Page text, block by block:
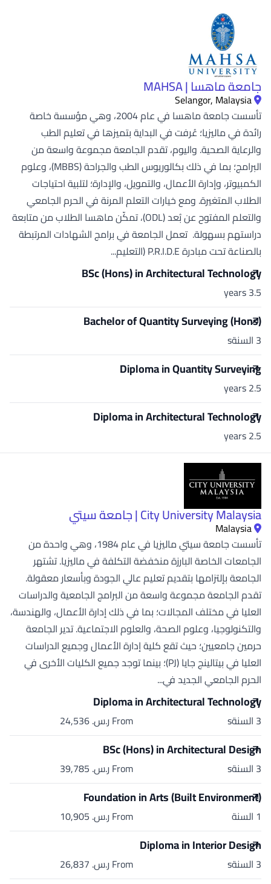
جامعة ماهسا | MAHSA
Selangor, Malaysia
تأسست جامعة ماهسا في عام 2004، وهي مؤسسة خاصة
رائدة في ماليزيا؛ عُرفت في البداية بتميزها في تعليم الطب
والرعاية الصحية. واليوم، تقدم الجامعة مجموعة واسعة من
البرامج؛ بما في ذلك بكالوريوس الطب والجراحة (MBBS)، وعلوم
الكمبيوتر، وإدارة الأعمال، والتمويل، والإدارة؛ لتلبية احتياجات
الطلاب المتغيرة. ومع خيارات التعلم المرنة في الحرم الجامعي
والتعلم المفتوح عن بُعد (ODL)، تمكّن ماهسا الطلاب من متابعة
دراستهم بسهولة. تعمل الجامعة في برامج الشهادات المرتبطة
بالصناعة تحت مبادرة P.R.I.D.E (التعليم...
BSc (Hons) in Architectural Technology
3.5 years
Bachelor of Quantity Surveying (Hons)
3 السنةs
Diploma in Quantity Surveying
2.5 years
Diploma in Architectural Technology
2.5 years
City University Malaysia | جامعة سيتي
Malaysia
تأسست جامعة سيتي ماليزيا في عام 1984، وهي واحدة من
الجامعات الخاصة البارزة منخفضة التكلفة في ماليزيا. تشتهر
الجامعة بإلتزامها بتقديم تعليم عالي الجودة وبأسعار معقولة.
تقدم الجامعة مجموعة واسعة من البرامج الجامعية والدراسات
العليا في مختلف المجالات؛ بما في ذلك إدارة الأعمال، والهندسة،
والتكنولوجيا، وعلوم الصحة، والعلوم الاجتماعية. تدير الجامعة
حرمين جامعيين؛ حيث تقع كلية إدارة الأعمال وجميع الدراسات
العليا في بيتالينج جايا (PJ)؛ بينما توجد جميع الكليات الأخرى في
الحرم الجامعي الجديد في...
Diploma in Architectural Technology
3 السنةs From ر.س.‏ 24,536
BSc (Hons) in Architectural Design
3 السنةs From ر.س.‏ 39,785
Foundation in Arts (Built Environment)
1 السنة From ر.س.‏ 10,905
Diploma in Interior Design
3 السنةs From ر.س.‏ 26,837